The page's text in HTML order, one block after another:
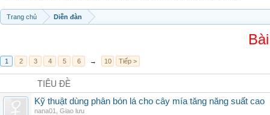
Trang chủ Diễn đàn
1 2 3 4 5 6 → 10 Tiếp >
TIÊU ĐỀ
Kỹ thuật dùng phân bón lá cho cây mía tăng năng suất cao
nana01
Giao lưu